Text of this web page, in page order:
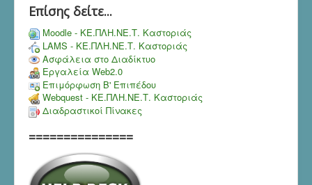
Επίσης δείτε...
Moodle - ΚΕ.ΠΛΗ.ΝΕ.Τ. Καστοριάς
LAMS - ΚΕ.ΠΛΗ.ΝΕ.Τ. Καστοριάς
Ασφάλεια στο Διαδίκτυο
Εργαλεία Web2.0
Επιμόρφωση Β' Επιπέδου
Webquest - ΚΕ.ΠΛΗ.ΝΕ.Τ. Καστοριάς
Διαδραστικοί Πίνακες
===============